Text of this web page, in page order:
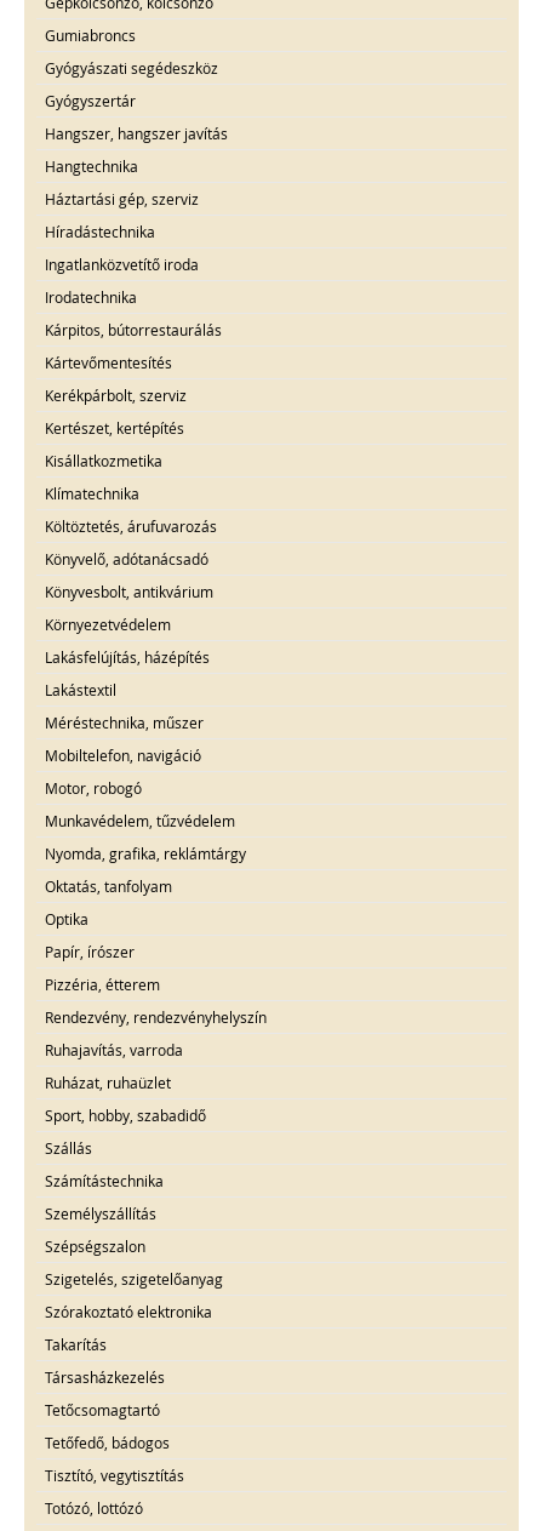
Gumiabroncs
Gyógyászati segédeszköz
Gyógyszertár
Hangszer, hangszer javítás
Hangtechnika
Háztartási gép, szerviz
Híradástechnika
Ingatlanközvetítő iroda
Irodatechnika
Kárpitos, bútorrestaurálás
Kártevőmentesítés
Kerékpárbolt, szerviz
Kertészet, kertépítés
Kisállatkozmetika
Klímatechnika
Költöztetés, árufuvarozás
Könyvelő, adótanácsadó
Könyvesbolt, antikvárium
Környezetvédelem
Lakásfelújítás, házépítés
Lakástextil
Méréstechnika, műszer
Mobiltelefon, navigáció
Motor, robogó
Munkavédelem, tűzvédelem
Nyomda, grafika, reklámtárgy
Oktatás, tanfolyam
Optika
Papír, írószer
Pizzéria, étterem
Rendezvény, rendezvényhelyszín
Ruhajavítás, varroda
Ruházat, ruhaüzlet
Sport, hobby, szabadidő
Szállás
Számítástechnika
Személyszállítás
Szépségszalon
Szigetelés, szigetelőanyag
Szórakoztató elektronika
Takarítás
Társasházkezelés
Tetőcsomagtartó
Tetőfedő, bádogos
Tisztító, vegytisztítás
Totózó, lottózó